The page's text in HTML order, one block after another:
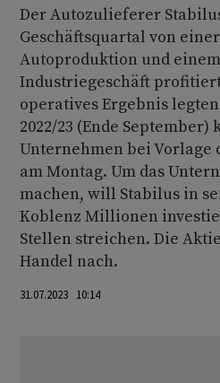
Der Autozulieferer
Geschäftsquartal von
Autoproduktion und
Industriegeschäft
operatives Ergebnis
2022/23 (Ende
Unternehmen bei Vorlage
am Montag. Um das
machen, will Stabilus in
Koblenz Millionen
Stellen streichen. Die
Handel nach.
31.07.2023 10:14